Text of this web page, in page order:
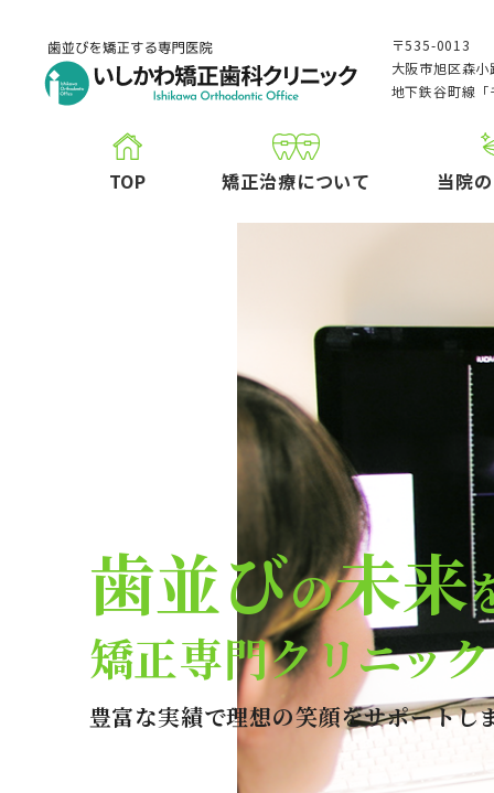
〒535-0013
大阪市旭区森
地下鉄谷町線
TOP 矯正治療について 当院
歯並びの未来
矯正専門クリニック
豊富な実績で理想の笑顔をサポートし